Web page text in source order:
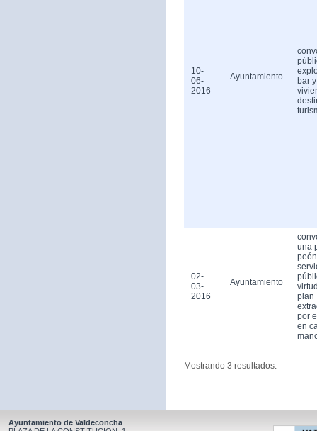
10-
06-
2016
Ayuntamiento
bar
02-
03-
2016
Ayuntamiento
una
peón
plan
por
en
Mostrando 3 resultados.
Ayuntamiento de Valdeconcha